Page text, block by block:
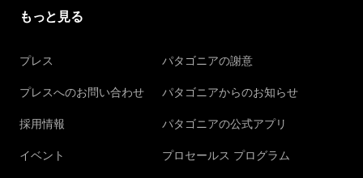
もっと見る
プレス
プレスへのお問い合わせ
採用情報
イベント
パタゴニアの謝意
パタゴニアからのお知らせ
パタゴニアの公式アプリ
プロセールス プログラム